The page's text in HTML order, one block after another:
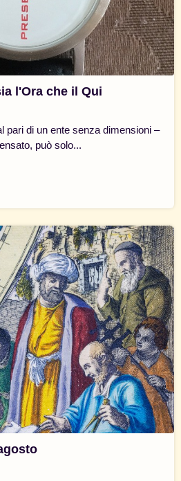
l'Ora che il Qui
pari di un ente senza dimensioni –
può solo...